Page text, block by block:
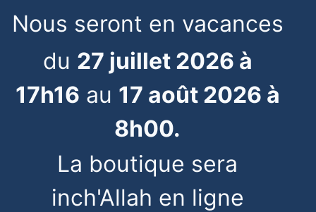
Nous seront en vacances
du 27 juillet 2026 à
17h16 au 17 août 2026 à
8h00.
La boutique sera
inch'Allah en ligne